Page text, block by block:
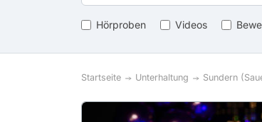
Hörproben Videos
Startseite Unterhaltung Sundern